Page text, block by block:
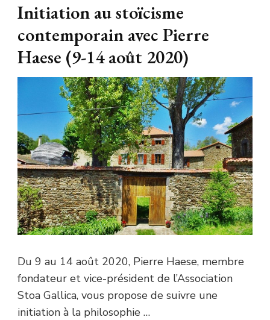
Initiation au stoïcisme
contemporain avec Pierre
Haese (9-14 août 2020)
Du 9 au 14 août 2020, Pierre Haese, membre
fondateur et vice-président de l’Association
Stoa Gallica, vous propose de suivre une
initiation à la philosophie …